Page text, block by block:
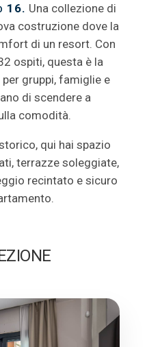
16. Una collezione di
costruzione dove la
di un resort. Con
ospiti, questa è la
gruppi, famiglie e
di scendere a
comodità.
qui hai spazio
terrazze soleggiate,
recintato e sicuro